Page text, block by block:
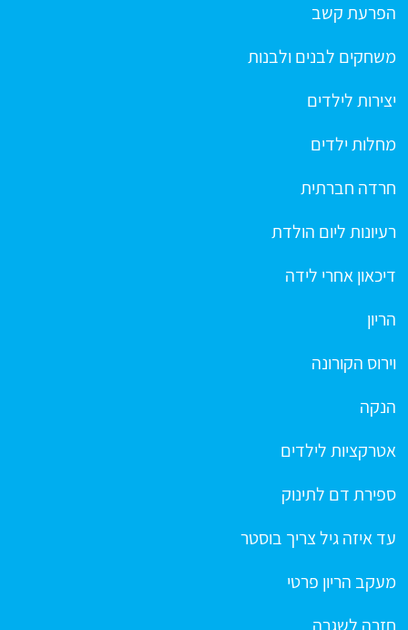
הפרעת קשב
משחקים לבנים ולבנות
יצירות לילדים
מחלות ילדים
חרדה חברתית
רעיונות ליום הולדת
דיכאון אחרי לידה
הריון
וירוס הקורונה
הנקה
אטרקציות לילדים
ספירת דם לתינוק
עד איזה גיל צריך בוסטר
מעקב הריון פרטי